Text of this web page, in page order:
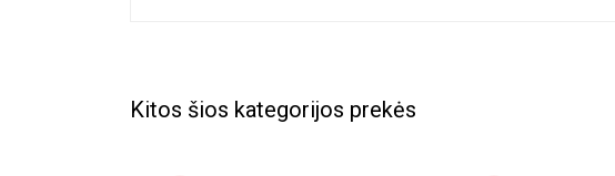
Kitos šios kategorijos prekės